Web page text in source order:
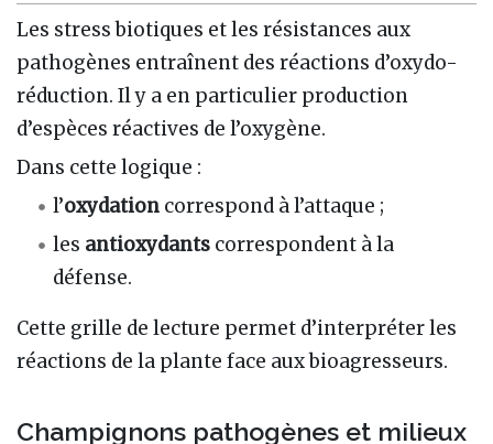
Les stress biotiques et les résistances aux
pathogènes entraînent des réactions d’oxydo-
réduction. Il y a en particulier production
d’espèces réactives de l’oxygène.
Dans cette logique :
l’oxydation correspond à l’attaque ;
les antioxydants correspondent à la
défense.
Cette grille de lecture permet d’interpréter les
réactions de la plante face aux bioagresseurs.
Champignons pathogènes et milieux